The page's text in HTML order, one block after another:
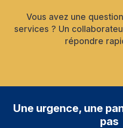
Vous avez une
services ? Un
répondre
Une urgence, une
pas